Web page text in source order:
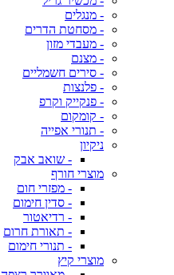
- מנגלים
- מסחטת הדרים
- מעבדי מזון
- מצנם
- סירים חשמליים
- פלנצות
- פנקייק וקרפ
- קומקום
- תנורי אפייה
ניקיון
- שואב אבק
מוצרי חורף
- מפזרי חום
- סדין חימום
- רדיאטור
- תאורת חרום
- תנורי חימום
מוצרי קיץ